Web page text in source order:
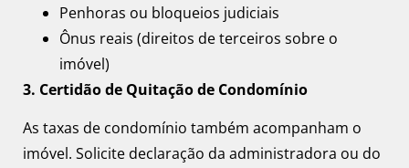
Penhoras ou bloqueios judiciais
Ônus reais (direitos de terceiros sobre o
imóvel)
3. Certidão de Quitação de Condomínio
As taxas de condomínio também acompanham o
imóvel. Solicite declaração da administradora ou do